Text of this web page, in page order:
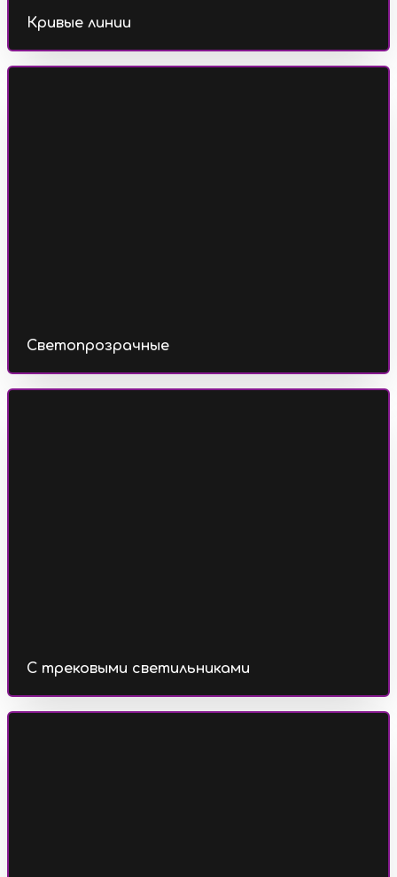
Кривые линии
Светопрозрачные
С трековыми светильниками